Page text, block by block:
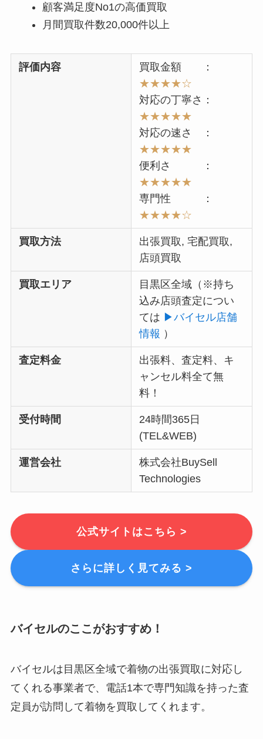
顧客満足度No1の高価買取
月間買取件数20,000件以上
評価内容
買取金額 ：
★★★★☆
対応の丁寧さ：
★★★★★
対応の速さ ：
★★★★★
便利さ ：
★★★★★
専門性 ：
★★★★☆
買取方法
出張買取, 宅配買取,
店頭買取
買取エリア 目黒区全域（ ※持ち
込み店頭査定につい
ては ▶︎バイセル店舗
情報 ）
査定料金
出張料、査定料、キ
ャンセル料全て無
料！
受付時間
24時間365日
(TEL&WEB)
運営会社
株式会社BuySell
Technologies
公式サイトはこちら >
さらに詳しく見てみる >
バイセルのここがおすすめ！
バイセルは目黒区全域で着物の出張買取に対応し
てくれる事業者で、電話1本で専門知識を持った査
定員が訪問して着物を買取してくれます。